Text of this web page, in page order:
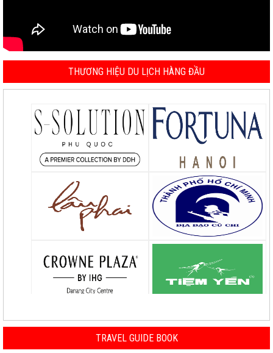
THƯƠNG HIỆU DU LỊCH HÀNG ĐẦU
TRAVEL GUIDE BOOK